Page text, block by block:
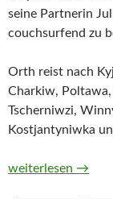
seine Partnerin
couchsurfend zu
Orth reist nach
Charkiw,
Tscherniwzi,
Kostjantyniwka
Couchsurfing in
weiterlesen →